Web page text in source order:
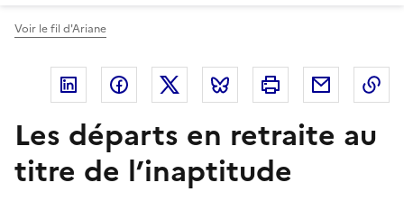
Voir le fil d'Ariane
Linkedin FacebookTwitter Bluesky Imprimer Courriel
Les départs en retraite au
titre de l’inaptitude